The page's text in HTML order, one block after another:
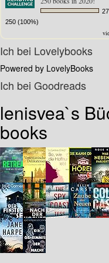
250 (100%)
Ich bei Lovelybooks
Powered by LovelyBooks
Ich bei Goodreads
lenisvea`s
books